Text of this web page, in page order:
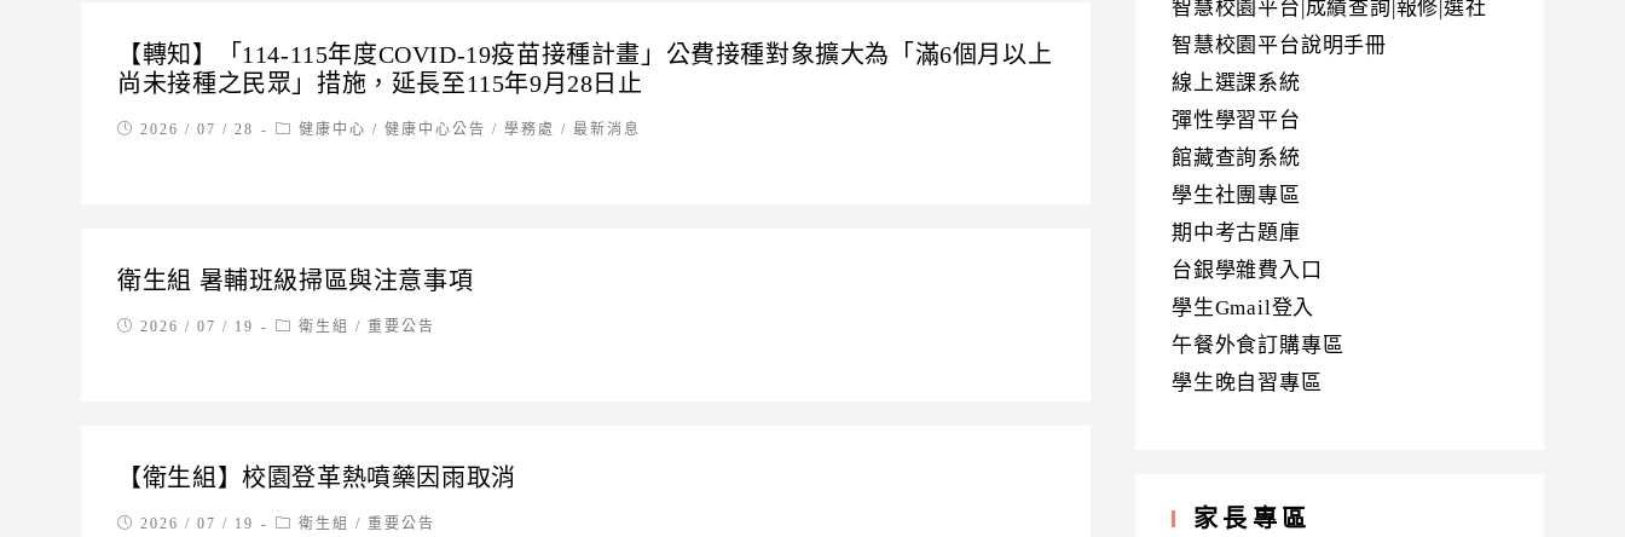
【轉知】「114-115年度COVID-19疫苗接種計畫」公費接種對象擴大為「滿6個月以上
尚未接種之民眾」措施，延長至115年9月28日止
Post2026 / 07 / 28
Post健康中心 / 健康中心公告 / 學務處 / 最新消息
衛生組 暑輔班級掃區與注意事項
Post2026 / 07 / 19
Post衛生組 / 重要公告
【衛生組】校園登革熱噴藥因雨取消
Post2026 / 07 / 19
Post衛生組 / 重要公告
智慧校園平台|成績查詢|報修|選社
智慧校園平台說明手冊
線上選課系統
彈性學習平台
館藏查詢系統
學生社團專區
期中考古題庫
台銀學雜費入口
學生Gmail登入
午餐外食訂購專區
學生晚自習專區
家長專區